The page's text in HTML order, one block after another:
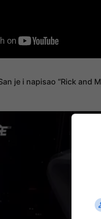
je i napisao “Rick and